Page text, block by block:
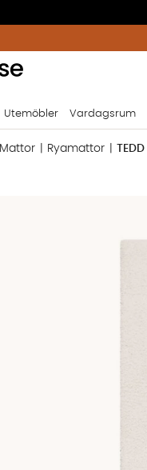
Utemöbler Vardagsrum
Mattor Ryamattor